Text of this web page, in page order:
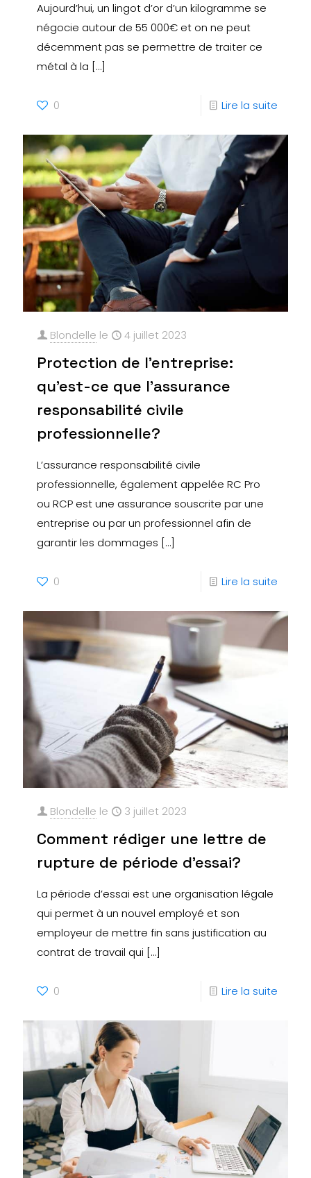
Aujourd’hui, un lingot d’or d’un kilogramme se
négocie autour de 55 000€ et on ne peut
décemment pas se permettre de traiter ce
métal à la […]
0 Lire la suite
Blondelle le 4 juillet 2023
Protection de l’entreprise:
qu’est-ce que l’assurance
responsabilité civile
professionnelle?
L’assurance responsabilité civile
professionnelle, également appelée RC Pro
ou RCP est une assurance souscrite par une
entreprise ou par un professionnel afin de
garantir les dommages […]
0 Lire la suite
Blondelle le 3 juillet 2023
Comment rédiger une lettre de
rupture de période d’essai?
La période d’essai est une organisation légale
qui permet à un nouvel employé et son
employeur de mettre fin sans justification au
contrat de travail qui […]
0 Lire la suite